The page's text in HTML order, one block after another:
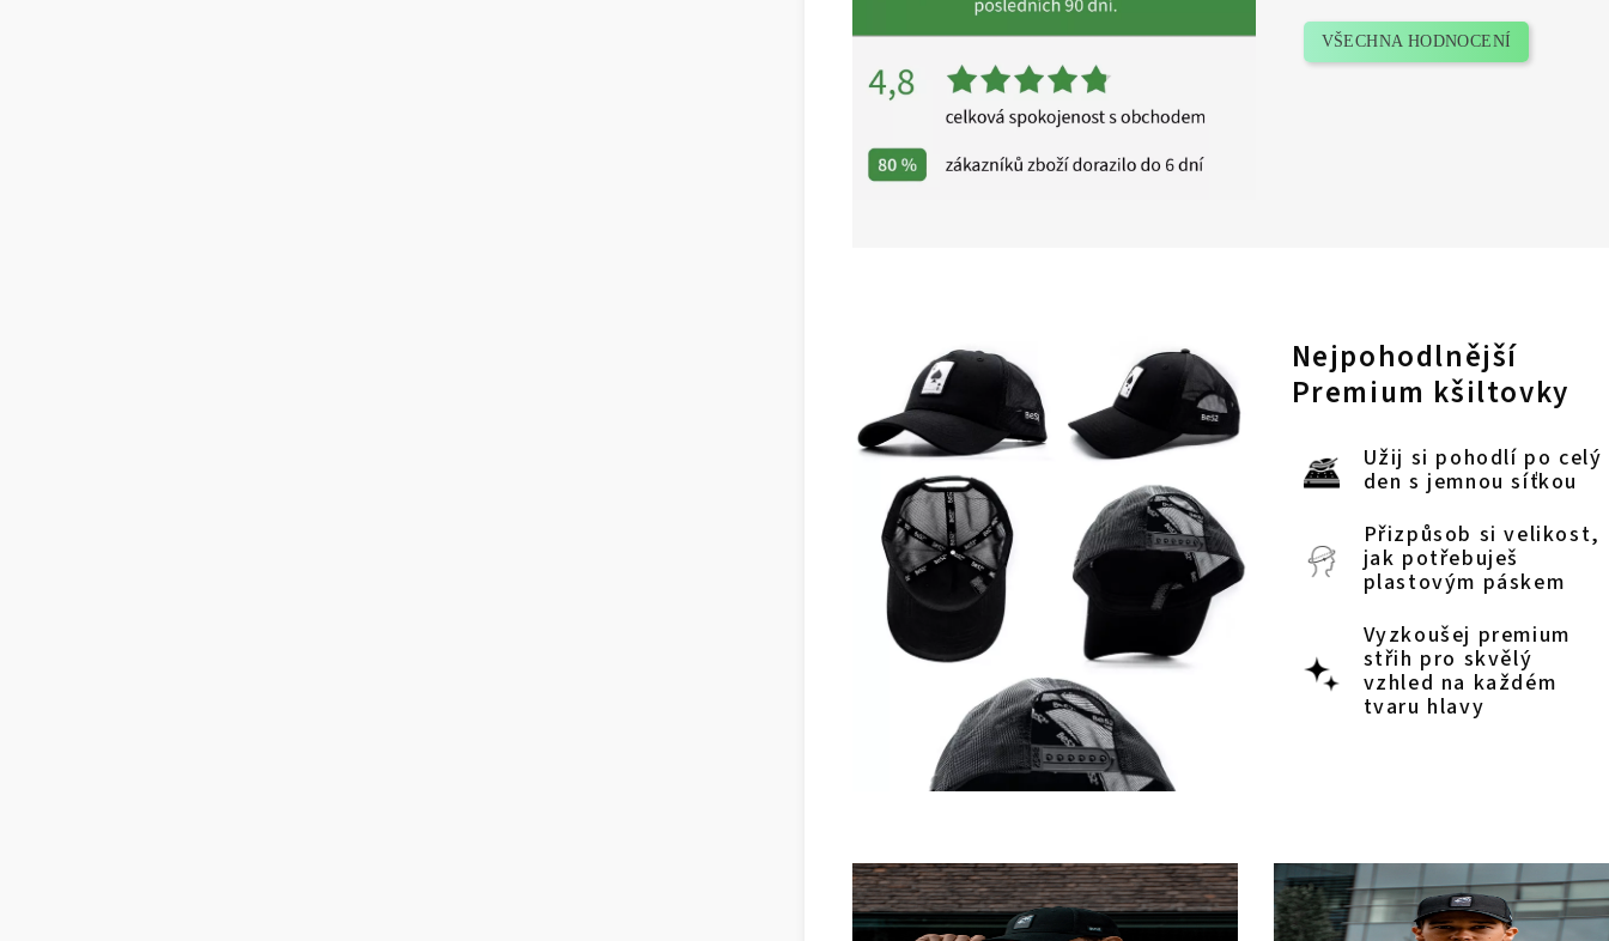
VŠECHNA HODNOCENÍ
Nejpohodlnější
Premium kšiltovky
Užij si pohodlí po celý
den s jemnou síťkou
Přizpůsob si velikost,
jak potřebuješ
plastovým páskem
Vyzkoušej premium
střih pro skvělý
vzhled na každém
tvaru hlavy